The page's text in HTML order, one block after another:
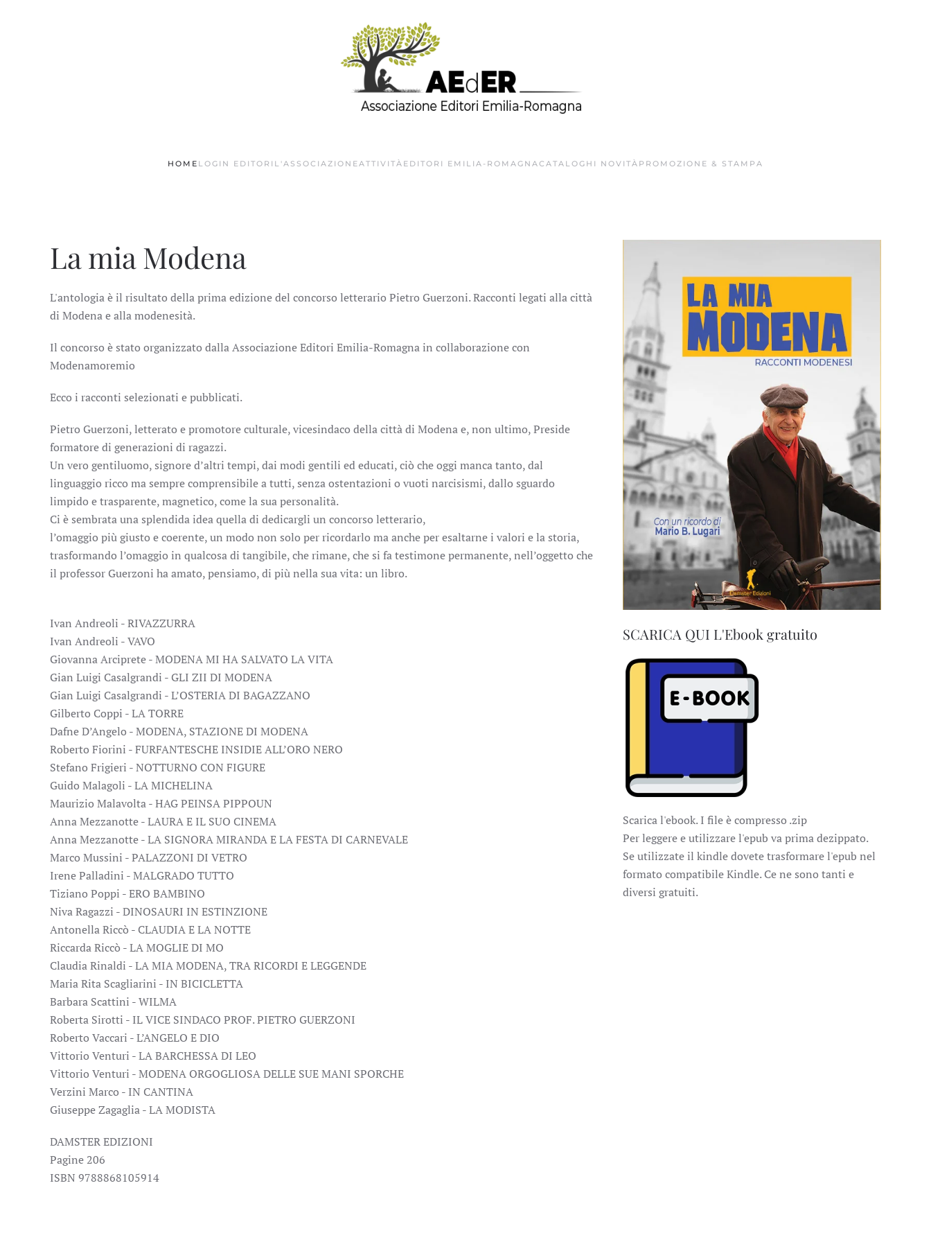
HOME LOGIN EDITORI L'ASSOCIAZIONEATTIVITÀ EDITORI EMILIA-ROMAGNACATALOGHI NOVITÀ PROMOZIONE & STAMPA
La mia Modena
L'antologia è il risultato della prima edizione del concorso letterario Pietro Guerzoni. Racconti legati alla città
di Modena e alla modenesità.
Il concorso è stato organizzato dalla Associazione Editori Emilia-Romagna in collaborazione con
Modenamoremio
Ecco i racconti selezionati e pubblicati.
Pietro Guerzoni, letterato e promotore culturale, vicesindaco della città di Modena e, non ultimo, Preside
formatore di generazioni di ragazzi.
Un vero gentiluomo, signore d’altri tempi, dai modi gentili ed educati, ciò che oggi manca tanto, dal
linguaggio ricco ma sempre comprensibile a tutti, senza ostentazioni o vuoti narcisismi, dallo sguardo
limpido e trasparente, magnetico, come la sua personalità.
Ci è sembrata una splendida idea quella di dedicargli un concorso letterario,
l’omaggio più giusto e coerente, un modo non solo per ricordarlo ma anche per esaltarne i valori e la storia,
trasformando l’omaggio in qualcosa di tangibile, che rimane, che si fa testimone permanente, nell’oggetto che
il professor Guerzoni ha amato, pensiamo, di più nella sua vita: un libro.
Ivan Andreoli - RIVAZZURRA
Ivan Andreoli - VAVO
Giovanna Arciprete - MODENA MI HA SALVATO LA VITA
Gian Luigi Casalgrandi - GLI ZII DI MODENA
Gian Luigi Casalgrandi - L’OSTERIA DI BAGAZZANO
Gilberto Coppi - LA TORRE
Dafne D’Angelo - MODENA, STAZIONE DI MODENA
Roberto Fiorini - FURFANTESCHE INSIDIE ALL’ORO NERO
Stefano Frigieri - NOTTURNO CON FIGURE
Guido Malagoli - LA MICHELINA
Maurizio Malavolta - HAG PEINSA PIPPOUN
Anna Mezzanotte - LAURA E IL SUO CINEMA
Anna Mezzanotte - LA SIGNORA MIRANDA E LA FESTA DI CARNEVALE
Marco Mussini - PALAZZONI DI VETRO
Irene Palladini - MALGRADO TUTTO
Tiziano Poppi - ERO BAMBINO
Niva Ragazzi - DINOSAURI IN ESTINZIONE
Antonella Riccò - CLAUDIA E LA NOTTE
Riccarda Riccò - LA MOGLIE DI MO
Claudia Rinaldi - LA MIA MODENA, TRA RICORDI E LEGGENDE
Maria Rita Scagliarini - IN BICICLETTA
Barbara Scattini - WILMA
Roberta Sirotti - IL VICE SINDACO PROF. PIETRO GUERZONI
Roberto Vaccari - L’ANGELO E DIO
Vittorio Venturi - LA BARCHESSA DI LEO
Vittorio Venturi - MODENA ORGOGLIOSA DELLE SUE MANI SPORCHE
Verzini Marco - IN CANTINA
Giuseppe Zagaglia - LA MODISTA
DAMSTER EDIZIONI
Pagine 206
ISBN 9788868105914
SCARICA QUI L'Ebook gratuito
Scarica l'ebook. I file è compresso .zip
Per leggere e utilizzare l'epub va prima dezippato.
Se utilizzate il kindle dovete trasformare l'epub nel
formato compatibile Kindle. Ce ne sono tanti e
diversi gratuiti.